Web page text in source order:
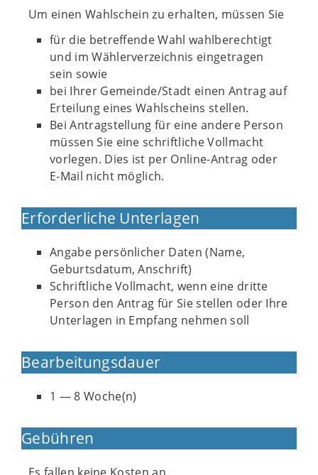
Um einen Wahlschein zu erhalten, müssen Sie
für die betreffende Wahl wahlberechtigt
und im Wählerverzeichnis eingetragen
sein sowie
bei Ihrer Gemeinde/Stadt einen Antrag auf
Erteilung eines Wahlscheins stellen.
Bei Antragstellung für eine andere Person
müssen Sie eine schriftliche Vollmacht
vorlegen. Dies ist per Online-Antrag oder
E-Mail nicht möglich.
Erforderliche Unterlagen
Angabe persönlicher Daten (Name,
Geburtsdatum, Anschrift)
Schriftliche Vollmacht, wenn eine dritte
Person den Antrag für Sie stellen oder Ihre
Unterlagen in Empfang nehmen soll
Bearbeitungsdauer
1 — 8 Woche(n)
Gebühren